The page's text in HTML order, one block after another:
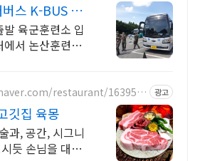
스 K-BUS 전
리무진
육군훈련소 입
서 논산훈련소
restaurant/163951
광고
깃집 육몽
과, 공간, 시그니
듯 손님을 대접